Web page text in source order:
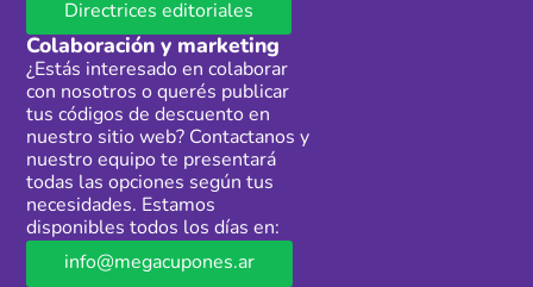
Directrices editoriales
Colaboración y marketing
¿Estás interesado en colaborar
con nosotros o querés publicar
tus códigos de descuento en
nuestro sitio web? Contactanos y
nuestro equipo te presentará
todas las opciones según tus
necesidades. Estamos
disponibles todos los días en:
info@megacupones.ar